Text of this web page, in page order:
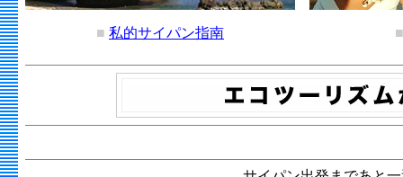
■ 私的サイパン指南 ■